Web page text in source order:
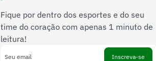
Fique por dentro dos esportes e do seu
time do coração com apenas 1 minuto de
leitura!
Inscreva-se